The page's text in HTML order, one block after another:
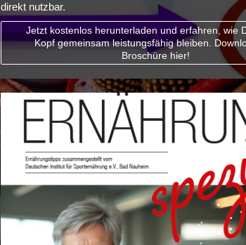
direkt nutzbar.
Jetzt kostenlos herunterladen und erfahren, wie
Kopf gemeinsam leistungsfähig bleiben.
Broschüre hier!